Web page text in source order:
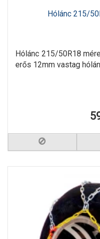
Hólánc 215/
Hólánc 215/50R18
erős 12mm vastag